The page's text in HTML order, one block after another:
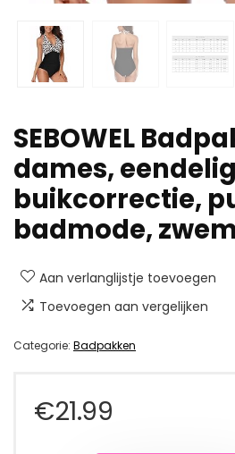
SEBOWEL
dames,
buikcorrectie,
badmode,
Aan verlanglijstje toevoegen
Toevoegen aan vergelijken
Categorie: Badpakken
€21.99